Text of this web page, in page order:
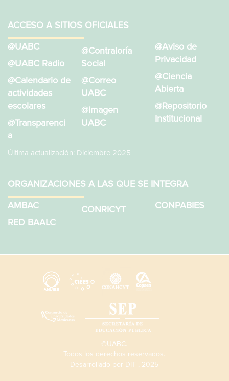
ACCESO A SITIOS OFICIALES
@UABC
@UABC Radio
@Calendario de
actividades
escolares
@Transparenci
a
@Contraloría
Social
@Correo
UABC
@Imagen
UABC
@Aviso de
Privacidad
@Ciencia
Abierta
@Repositorio
Institucional
Última actualización: Diciembre 2025
ORGANIZACIONES A LAS QUE SE INTEGRA
AMBAC
RED BAALC
CONRICYT CONPABIES
©UABC.
Todos los derechos reservados.
Desarrollado por DIT , 2025